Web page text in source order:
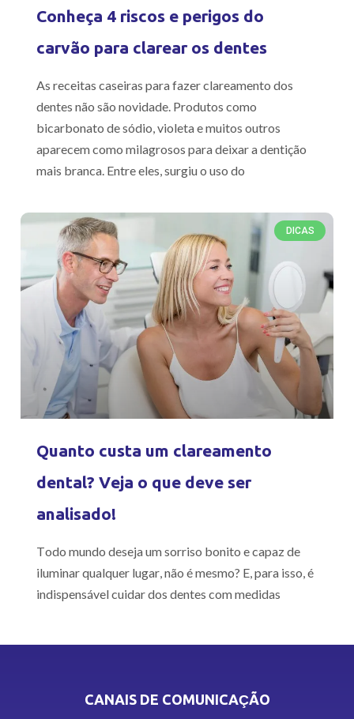
Conheça 4 riscos e perigos do
carvão para clarear os dentes
As receitas caseiras para fazer clareamento dos
dentes não são novidade. Produtos como
bicarbonato de sódio, violeta e muitos outros
aparecem como milagrosos para deixar a dentição
mais branca. Entre eles, surgiu o uso do
DICAS
Quanto custa um clareamento
dental? Veja o que deve ser
analisado!
Todo mundo deseja um sorriso bonito e capaz de
iluminar qualquer lugar, não é mesmo? E, para isso, é
indispensável cuidar dos dentes com medidas
CANAIS DE COMUNICAÇÃO